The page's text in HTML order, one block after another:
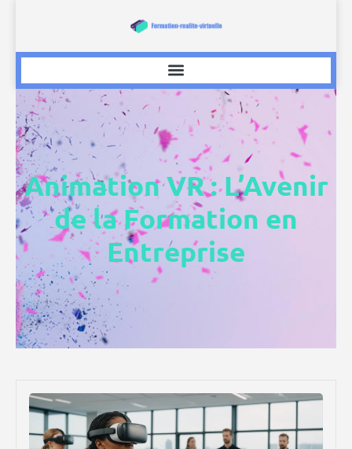
Animation VR : L’Avenir
de la Formation en
Entreprise